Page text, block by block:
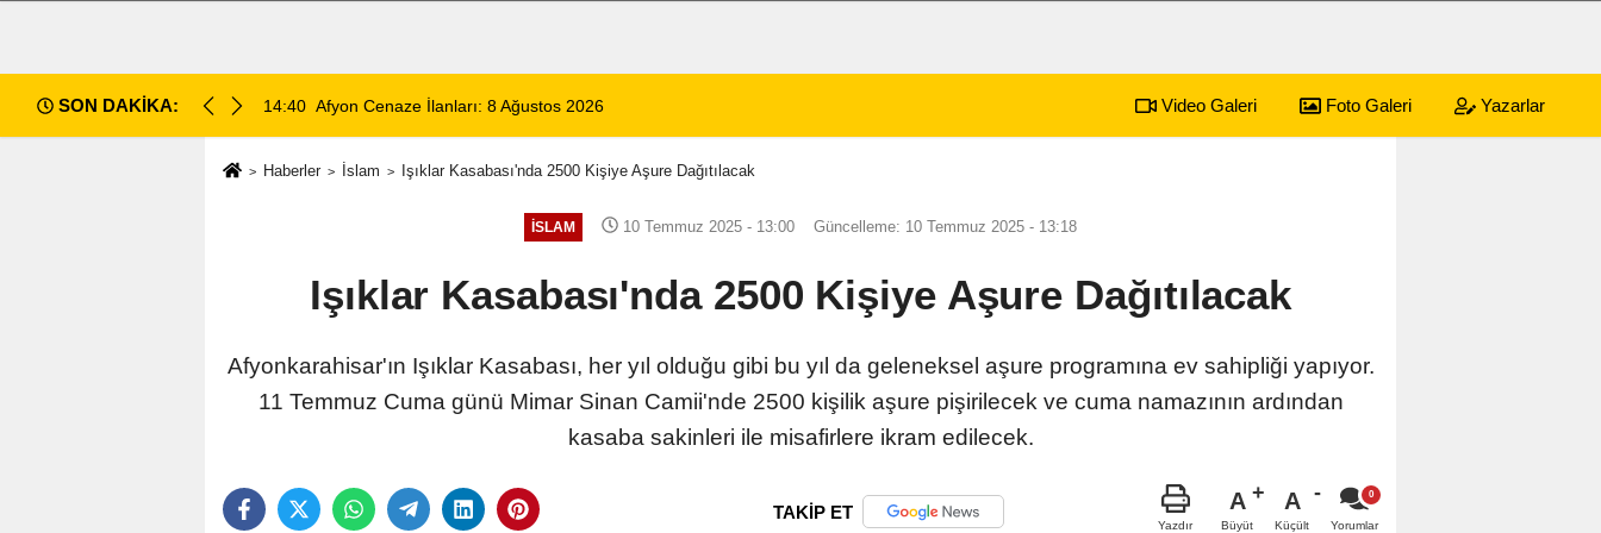
SON DAKİKA: 14:35 Sinanpaşa’da Otobüs Kazası: 1 Ölü, 15 Yaralı 8 Ağustos 2026 Afyonkarahisar Nöbetçi Eczaneler
Video Galeri Foto Galeri Yazarlar
Haberler İslam Işıklar Kasabası'nda 2500 Kişiye Aşure Dağıtılacak
İSLAM 10 Temmuz 2025 - 13:00 Güncelleme: 10 Temmuz 2025 - 13:18
Işıklar Kasabası'nda 2500 Kişiye Aşure Dağıtılacak
Afyonkarahisar'ın Işıklar Kasabası, her yıl olduğu gibi bu yıl da geleneksel aşure programına ev sahipliği yapıyor.
11 Temmuz Cuma günü Mimar Sinan Camii'nde 2500 kişilik aşure pişirilecek ve cuma namazının ardından
kasaba sakinleri ile misafirlere ikram edilecek.
TAKİP ET
Yazdır
A
Büyüt
A
Küçült Yorumlar